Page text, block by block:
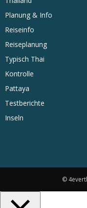
Planung & Info
Reiseinfo
Reiseplanung
Typisch Thai
Kontrolle
Pattaya
Testberichte
Inseln
©